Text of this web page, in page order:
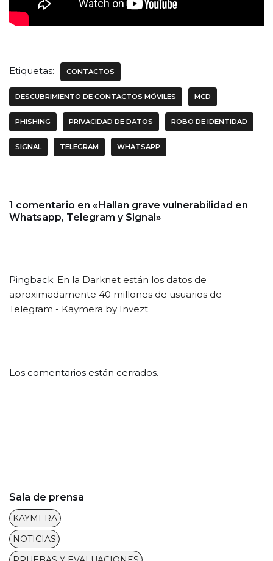
Etiquetas: CONTACTOS
DESCUBRIMIENTO DE CONTACTOS MÓVILES MCD
PHISHING PRIVACIDAD DE DATOS ROBO DE IDENTIDAD
SIGNAL TELEGRAM WHATSAPP
1 comentario en «Hallan grave vulnerabilidad en
Whatsapp, Telegram y Signal»
Pingback: En la Darknet están los datos de
aproximadamente 40 millones de usuarios de
Telegram - Kaymera by Invezt
Los comentarios están cerrados.
Sala de prensa
KAYMERA
NOTICIAS